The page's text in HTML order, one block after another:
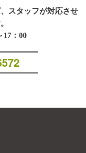
スタッフが対応させ
17：00